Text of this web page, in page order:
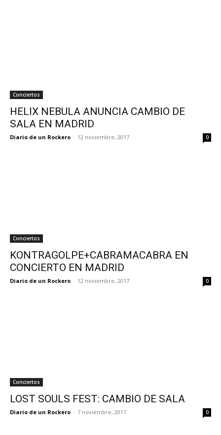
Conciertos
HELIX NEBULA ANUNCIA CAMBIO DE
SALA EN MADRID
Diario de un Rockero - 12 noviembre, 2017 0
Conciertos
KONTRAGOLPE+CABRAMACABRA EN
CONCIERTO EN MADRID
Diario de un Rockero - 12 noviembre, 2017 0
Conciertos
LOST SOULS FEST: CAMBIO DE SALA
Diario de un Rockero - 7 noviembre, 2017 0